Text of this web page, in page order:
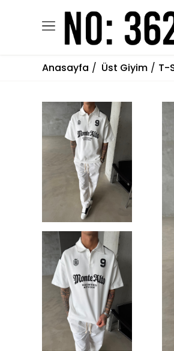
Anasayfa Üst Giyim T-